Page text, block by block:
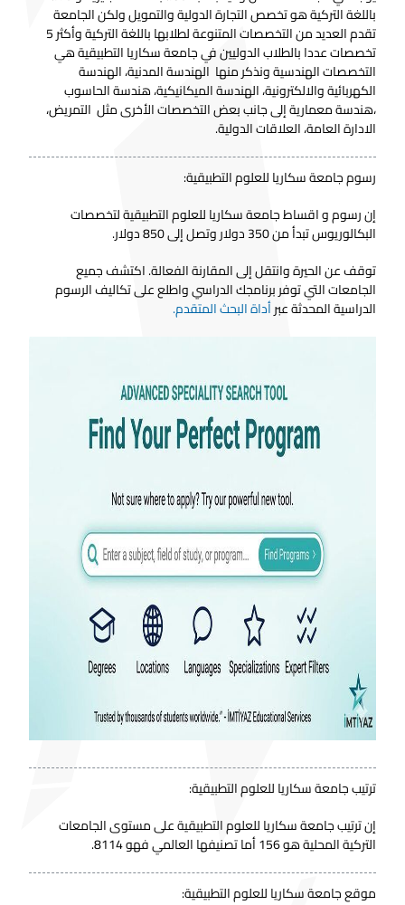
باللغة التركية هو تخصص التجارة الدولية والتمويل ولكن الجامعة
تقدم العديد من التخصصات المتنوعة لطلابها باللغة التركية وأكثر 5
تخصصات عددا بالطلاب الدوليين في جامعة سكاريا التطبيقية هي
التخصصات الهندسية ونذكر منها الهندسة المدنية، الهندسة
الكهربائية والالكترونية، الهندسة الميكانيكية، هندسة الحاسوب
،هندسة معمارية إلى جانب بعض التخصصات الأخرى مثل التمريض،
الادارة العامة، العلاقات الدولية.
رسوم جامعة سكاريا للعلوم التطبيقية:
إن رسوم و اقساط جامعة سكاريا للعلوم التطبيقية لتخصصات
البكالوريوس تبدأ من 350 دولار وتصل إلى 850 دولار.
توقف عن الحيرة وانتقل إلى المقارنة الفعالة. اكتشف جميع
الجامعات التي توفر برنامجك الدراسي واطلع على تكاليف الرسوم
الدراسية المحدثة عبرأداة البحث المتقدم.
ترتيب جامعة سكاريا للعلوم التطبيقية:
إن ترتيب جامعة سكاريا للعلوم التطبيقية على مستوى الجامعات
التركية المحلية هو 156 أما تصنيفها العالمي فهو 8114.
موقع جامعة سكاريا للعلوم التطبيقية: